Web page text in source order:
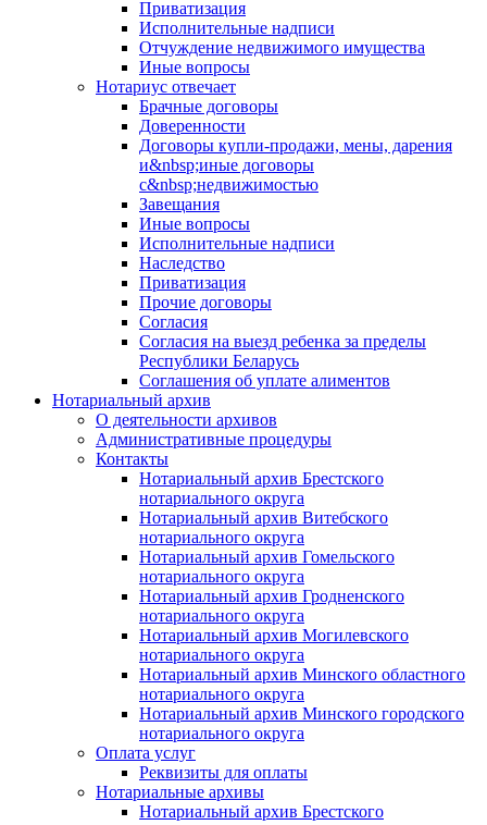
Приватизация
Исполнительные надписи
Отчуждение недвижимого имущества
Иные вопросы
Нотариус отвечает
Брачные договоры
Доверенности
Договоры купли-продажи, мены, дарения
и&nbsp;иные договоры
с&nbsp;недвижимостью
Завещания
Иные вопросы
Исполнительные надписи
Наследство
Приватизация
Прочие договоры
Согласия
Согласия на выезд ребенка за пределы
Республики Беларусь
Соглашения об уплате алиментов
Нотариальный архив
О деятельности архивов
Административные процедуры
Контакты
Нотариальный архив Брестского
нотариального округа
Нотариальный архив Витебского
нотариального округа
Нотариальный архив Гомельского
нотариального округа
Нотариальный архив Гродненского
нотариального округа
Нотариальный архив Могилевского
нотариального округа
Нотариальный архив Минского областного
нотариального округа
Нотариальный архив Минского городского
нотариального округа
Оплата услуг
Реквизиты для оплаты
Нотариальные архивы
Нотариальный архив Брестского